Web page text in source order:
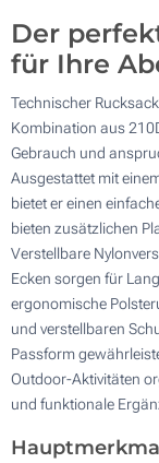
Der
für Ihre
Technischer
Kombination aus
Gebrauch und
Ausgestattet mit
bietet er einen
bieten zusätzlichen
Verstellbare
Ecken sorgen für
ergonomische
und verstellbaren
Passform
Outdoor-Aktivitäten
und funktionale